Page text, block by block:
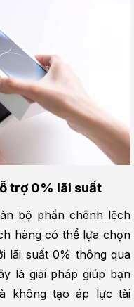
trợ 0% lãi suất
bộ phần chênh lệch
hàng có thể lựa chọn
lãi suất 0% thông qua
là giải pháp giúp bạn
không tạo áp lực tài